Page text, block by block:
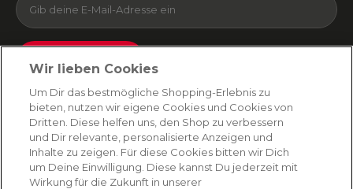
Absenden
Du kannst dich jederzeit von unserem Newsletter abmelden. Indem du fortfährst, stimmst
du unseren E-Mail-Bedingungenund Datenschutzbestimmungen zu
AMORANA
Wir lieben Cookies
Um Dir das bestmögliche Shopping-Erlebnis zu
bieten, nutzen wir eigene Cookies und Cookies von
Dritten. Diese helfen uns, den Shop zu verbessern
und Dir relevante, personalisierte Anzeigen und
Inhalte zu zeigen. Für diese Cookies bitten wir Dich
um Deine Einwilligung. Diese kannst Du jederzeit mit
Wirkung für die Zukunft in unserer